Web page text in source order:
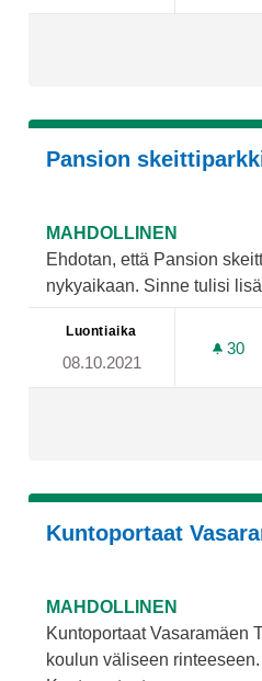
Pansion
MAHDOLLINEN
Ehdotan, että Pansion
nykyaikaan. Sinne tulisi
Luontiaika
08.10.2021
30
Kuntoportaat
MAHDOLLINEN
Kuntoportaat Vasaramäen
koulun väliseen rinteeseen.